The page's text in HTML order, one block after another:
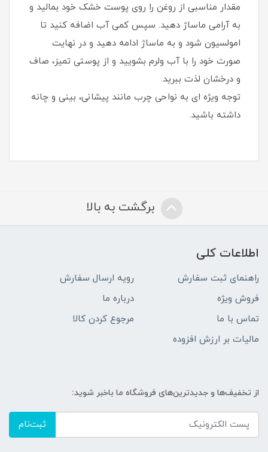
مقدار مناسبی از روغن را روی پوست خشک خود بمالید و
به آرامی ماساژ دهید. سپس کمی آب اضافه کنید تا
امولسیون شود و به ماساژ ادامه دهید و در نهایت
صورت خود را با آب ولرم بشویید و از پوستی تمیز، صاف
و درخشان لذت ببرید.
توجه ویژه ای به نواحی چرب مانند پیشانی، بینی و چانه
داشته باشید.
برگشت به بالا
اطلاعات کلی
راهنمای ثبت سفارش
رویه ارسال سفارش
فروش ویژه
درباره ما
تماس با ما
مرجوع کردن کالا
مالیات بر ارزش افزوده
از تخفیف‌ها و جدیدترین‌های فروشگاه ما باخبر شوید:
ثبت‌نام